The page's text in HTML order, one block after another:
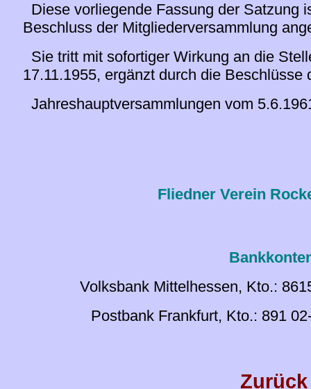
Diese vorliegende Fassung der Satzung
Beschluss der Mitgliederversammlung
Sie tritt mit sofortiger Wirkung an die
17.11.1955, ergänzt durch die Beschlüsse
Jahreshauptversammlungen vom
Fliedner Verein
Volksbank Mittelhessen, Kto.:
Postbank Frankfurt, Kto.: 891
Zurück